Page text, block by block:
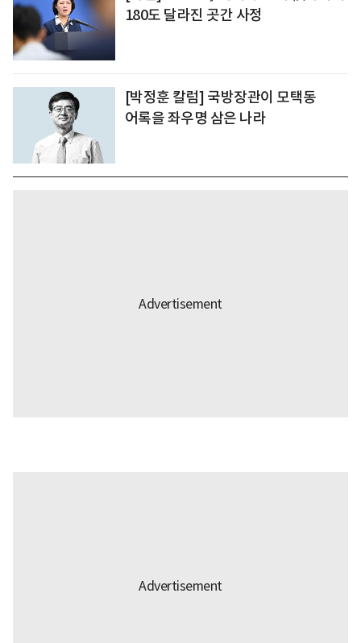
180도 달라진 곳간 사정
[박정훈 칼럼] 국방장관이 모택동
어록을 좌우명 삼은 나라